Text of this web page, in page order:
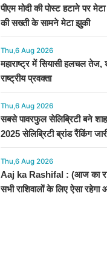
पीएम मोदी की पोस्ट हटाने पर
की सख्ती के सामने मेटा झुकी
Thu,6 Aug 2026
महाराष्ट्र में सियासी हलचल तेज,
राष्ट्रीय प्रवक्ता
Thu,6 Aug 2026
सबसे पावरफुल सेलिब्रिटी बने
2025 सेलिब्रिटी ब्रांड रैंकिंग
Thu,6 Aug 2026
Aaj ka Rashifal : (आज का
सभी राशिवालों के लिए ऐसा